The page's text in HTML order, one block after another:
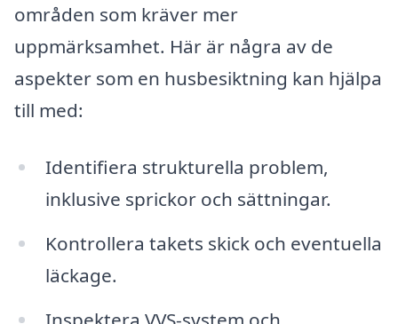
områden som kräver mer
uppmärksamhet. Här är några av de
aspekter som en husbesiktning kan hjälpa
till med:
Identifiera strukturella problem,
inklusive sprickor och sättningar.
Kontrollera takets skick och eventuella
läckage.